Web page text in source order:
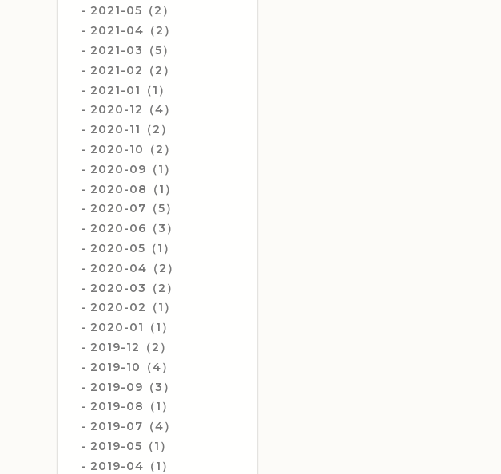
2021-05（2）
2021-04（2）
2021-03（5）
2021-02（2）
2021-01（1）
2020-12（4）
2020-11（2）
2020-10（2）
2020-09（1）
2020-08（1）
2020-07（5）
2020-06（3）
2020-05（1）
2020-04（2）
2020-03（2）
2020-02（1）
2020-01（1）
2019-12（2）
2019-10（4）
2019-09（3）
2019-08（1）
2019-07（4）
2019-05（1）
2019-04（1）